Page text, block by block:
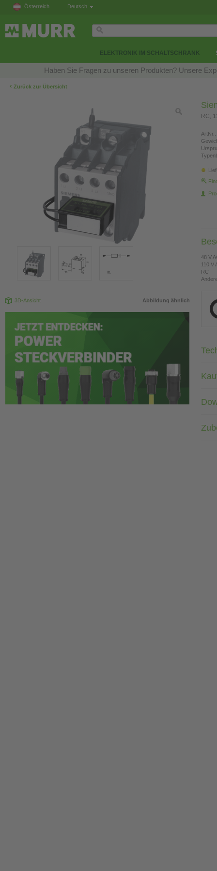
Österreich Deutsch
ELEKTRONIK IM SCHALTSCHRANK
Haben Sie Fragen zu unseren Produkten? Unsere
‹ Zurück zur Übersicht
3D-Ansicht Abbildung ähnlich
RC,
ArtNr.:
48 V
110 V
RC